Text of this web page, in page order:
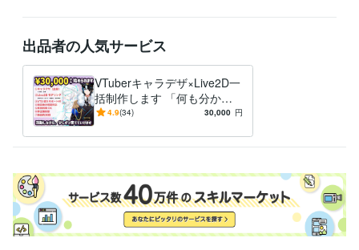
どんなことでもお気軽にお尋ねください。基本24時間以内にご返信いた
します
土日祝：返信遅くなりますが対応可です。平日：21:00以降の返信になる
こともございます
経験職種
デザイナー / グラフィックデザイナー
イラストレーター・漫画家 / イラストレーター 経験年数 : 4年
イラストレーター・漫画家 / キャラクターモデラー 経験年数 : 4年
マーケティング / 商品企画・開発 経験年数 : 15年
資格・検定
メンタルケア心理士 取得年 : 2018年
出品者の人気サービス
VTuberキャラデザ×Live2D一
括制作します 「何も分から
ない」からで大丈夫。デビュ
4.9(34) 30,000 円